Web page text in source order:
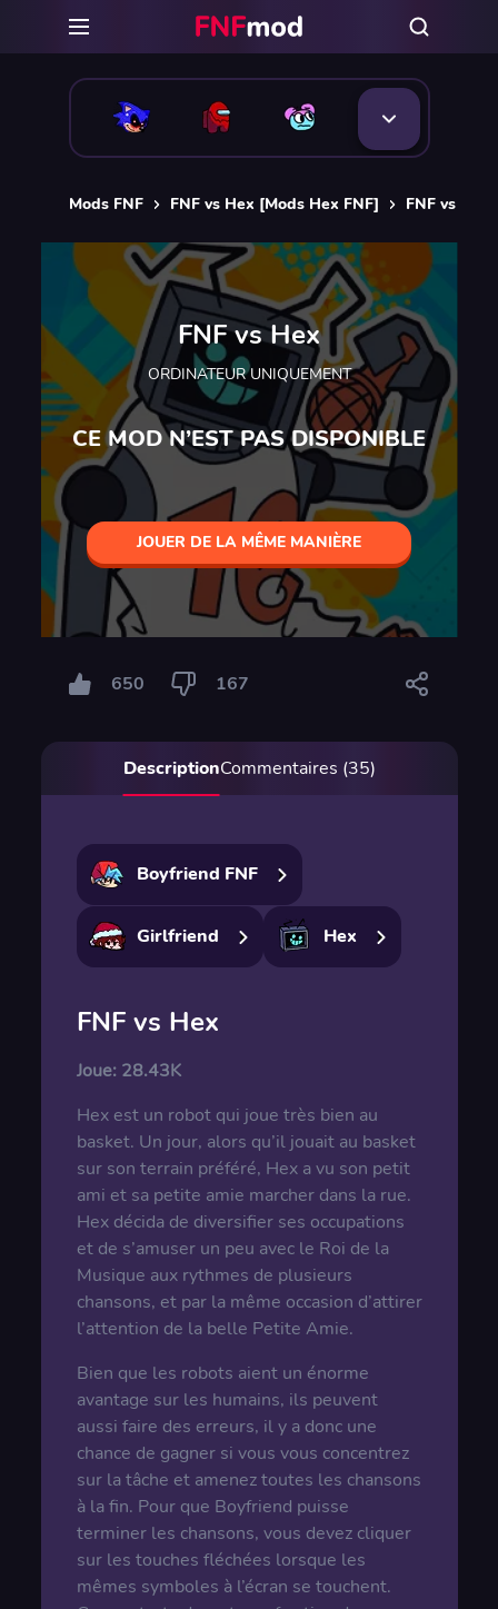
Mods FNF FNF vs Hex [Mods Hex FNF] FNF vs Hex
FNF vs Hex
ORDINATEUR UNIQUEMENT
CE MOD N’EST PAS DISPONIBLE
JOUER DE LA MÊME MANIÈRE
650 167
DescriptionCommentaires (35)
Boyfriend FNF
Girlfriend Hex
FNF vs Hex
Joue: 28.43K
Hex est un robot qui joue très bien au
basket. Un jour, alors qu’il jouait au basket
sur son terrain préféré, Hex a vu son petit
ami et sa petite amie marcher dans la rue.
Hex décida de diversifier ses occupations
et de s’amuser un peu avec le Roi de la
Musique aux rythmes de plusieurs
chansons, et par la même occasion d’attirer
l’attention de la belle Petite Amie.
Bien que les robots aient un énorme
avantage sur les humains, ils peuvent
aussi faire des erreurs, il y a donc une
chance de gagner si vous vous concentrez
sur la tâche et amenez toutes les chansons
à la fin. Pour que Boyfriend puisse
terminer les chansons, vous devez cliquer
sur les touches fléchées lorsque les
mêmes symboles à l’écran se touchent.